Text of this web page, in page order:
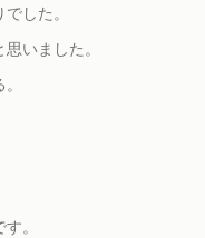
した。
いました。
。